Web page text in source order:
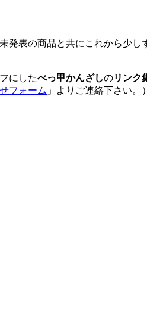
表の商品と共にこれから少
にしたべっ甲かんざしのリンク
フォーム 」よりご連絡下さい。）